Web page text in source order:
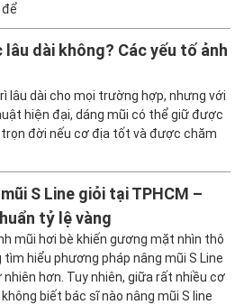
để
dài không? Các yếu tố ảnh
lâu dài cho mọi trường hợp, nhưng với
hiện đại, dáng mũi có thể giữ được
đời nếu cơ địa tốt và được chăm
S Line giỏi tại TPHCM –
tỷ lệ vàng
mũi hơi bè khiến gương mặt nhìn thô
hiểu phương pháp nâng mũi S Line
hơn. Tuy nhiên, giữa rất nhiều cơ
biết bác sĩ nào nâng mũi S line